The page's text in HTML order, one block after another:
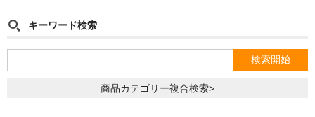
キーワード検索
商品カテゴリー複合検索>